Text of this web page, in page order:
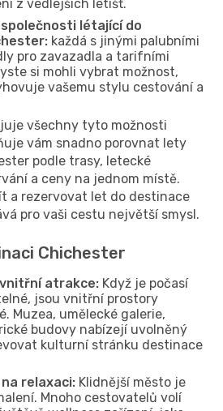
z vedlejších letišť.
létající do
každá s jinými palubními
pro zavazadla a tarifními
si mohli vybrat možnost,
vašemu stylu cestování a
všechny tyto možnosti
vám snadno porovnat lety
podle trasy, letecké
a ceny na jednom místě.
a rezervovat let do destinace
pro vaši cestu největší smysl.
Chichester
atrakce: Když je počasí
jsou vnitřní prostory
Muzea, umělecké galerie,
budovy nabízejí uvolněný
kulturní stránku destinace
relaxaci: Klidnější město je
Mnoho cestovatelů volí